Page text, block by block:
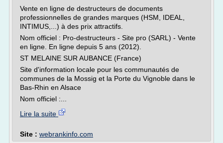
Vente en ligne de destructeurs de documents
professionnelles de grandes marques (HSM, IDEAL,
INTIMUS,...) à des prix attractifs.
Nom officiel : Pro-destructeurs - Site pro (SARL) - Vente
en ligne. En ligne depuis 5 ans (2012).
ST MELAINE SUR AUBANCE (France)
Site d'information locale pour les communautés de
communes de la Mossig et la Porte du Vignoble dans le
Bas-Rhin en Alsace
Nom officiel :...
Lire la suite
Site : webrankinfo.com